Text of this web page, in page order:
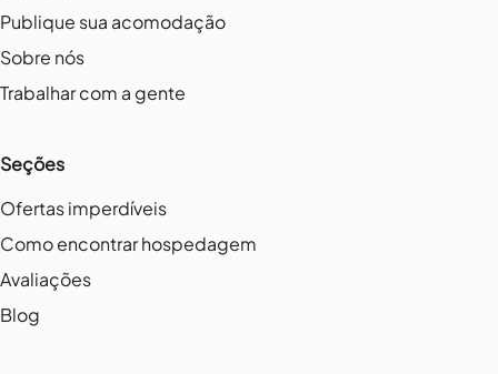
Publique sua acomodação
Sobre nós
Trabalhar com a gente
Seções
Ofertas imperdíveis
Como encontrar hospedagem
Avaliações
Blog